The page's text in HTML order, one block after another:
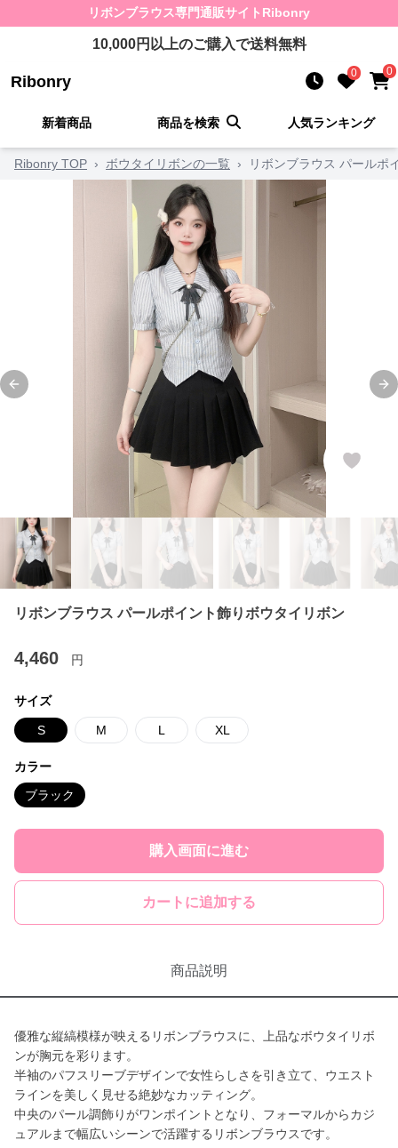
リボンブラウス専門通販サイト Ribonry
10,000円以上のご購入で送料無料
Ribonry 0 0
新着商品 商品を検索 人気ランキング
Ribonry TOP › ボウタイリボンの一覧 › リボンブラウス パールポ
Previous slide
リボンブラウス パールポイント飾りボウタイリボン
4,460 円
サイズ
S M L XL
カラー
ブラック
購入画面に進む
カートに追加する
商品説明
優雅な縦縞模様が映えるリボンブラウスに、上品なボウタイリボ
ンが胸元を彩ります。
半袖のパフスリーブデザインで女性らしさを引き立て、ウエスト
ラインを美しく見せる絶妙なカッティング。
中央のパール調飾りがワンポイントとなり、フォーマルからカジ
ュアルまで幅広いシーンで活躍するリボンブラウスです。